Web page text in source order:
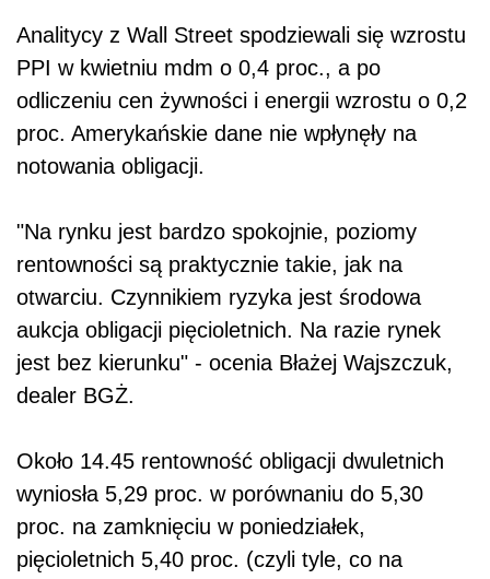
Analitycy z Wall Street spodziewali się wzrostu
PPI w kwietniu mdm o 0,4 proc., a po
odliczeniu cen żywności i energii wzrostu o 0,2
proc. Amerykańskie dane nie wpłynęły na
notowania obligacji.
"Na rynku jest bardzo spokojnie, poziomy
rentowności są praktycznie takie, jak na
otwarciu. Czynnikiem ryzyka jest środowa
aukcja obligacji pięcioletnich. Na razie rynek
jest bez kierunku" - ocenia Błażej Wajszczuk,
dealer BGŻ.
Około 14.45 rentowność obligacji dwuletnich
wyniosła 5,29 proc. w porównaniu do 5,30
proc. na zamknięciu w poniedziałek,
pięcioletnich 5,40 proc. (czyli tyle, co na